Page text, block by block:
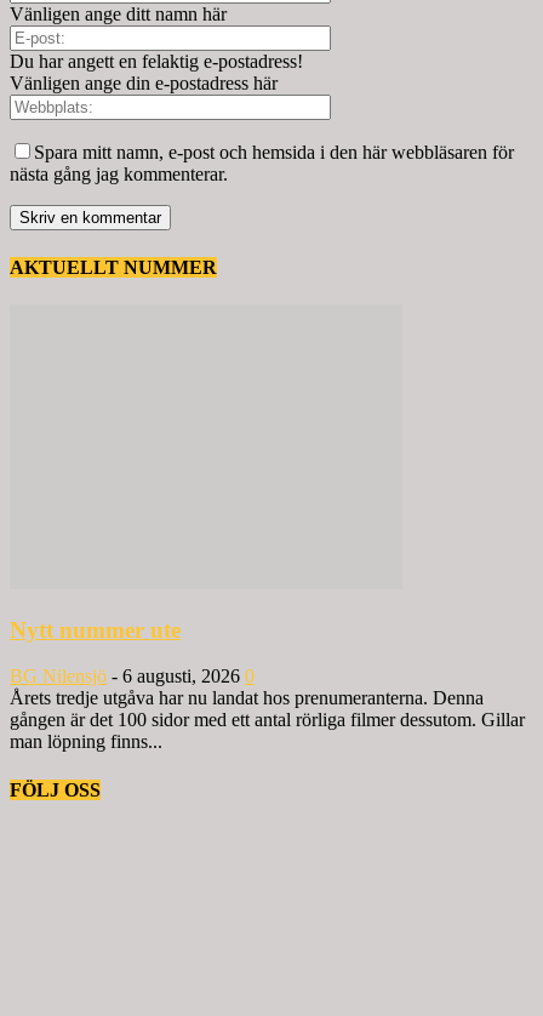
Vänligen ange ditt namn här
Du har angett en felaktig e-postadress!
Vänligen ange din e-postadress här
Spara mitt namn, e-post och hemsida i den här webbläsaren för
nästa gång jag kommenterar.
AKTUELLT NUMMER
Nytt nummer ute
BG Nilensjö - 6 augusti, 2026 0
Årets tredje utgåva har nu landat hos prenumeranterna. Denna
gången är det 100 sidor med ett antal rörliga filmer dessutom. Gillar
man löpning finns...
FÖLJ OSS